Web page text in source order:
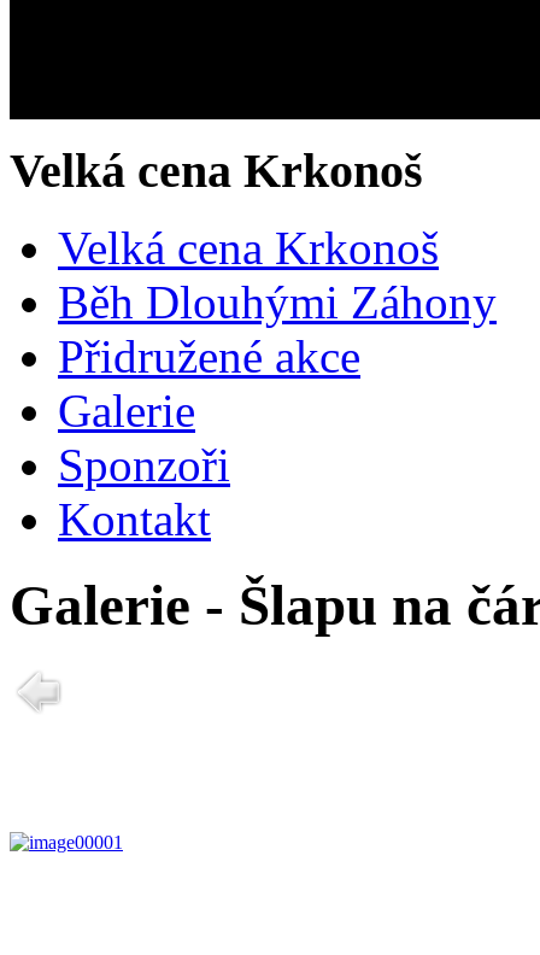
Velká cena Krkonoš
Velká cena Krkonoš
Běh Dlouhými Záhony
Přidružené akce
Galerie
Sponzoři
Kontakt
Galerie - Šlapu na